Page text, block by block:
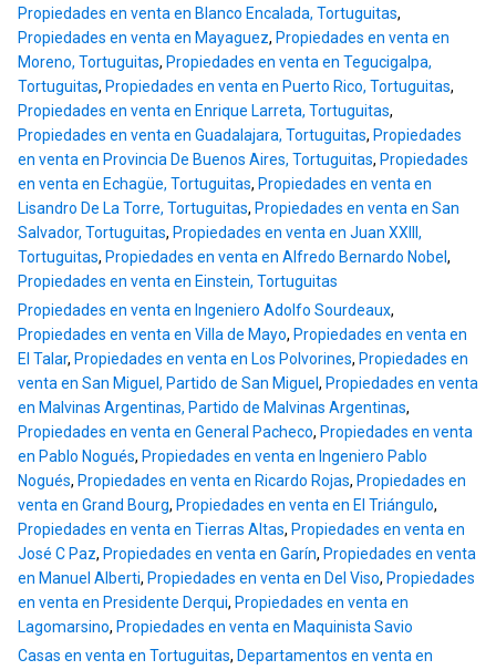
Propiedades en venta en Blanco Encalada, Tortuguitas,
Propiedades en venta en Mayaguez, Propiedades en venta en
Moreno, Tortuguitas, Propiedades en venta en Tegucigalpa,
Tortuguitas, Propiedades en venta en Puerto Rico, Tortuguitas,
Propiedades en venta en Enrique Larreta, Tortuguitas,
Propiedades en venta en Guadalajara, Tortuguitas, Propiedades
en venta en Provincia De Buenos Aires, Tortuguitas, Propiedades
en venta en Echagüe, Tortuguitas, Propiedades en venta en
Lisandro De La Torre, Tortuguitas, Propiedades en venta en San
Salvador, Tortuguitas, Propiedades en venta en Juan XXIII,
Tortuguitas, Propiedades en venta en Alfredo Bernardo Nobel ,
Propiedades en venta en Einstein, Tortuguitas
Propiedades en venta en Ingeniero Adolfo Sourdeaux,
Propiedades en venta en Villa de Mayo, Propiedades en venta en
El Talar, Propiedades en venta en Los Polvorines, Propiedades en
venta en San Miguel, Partido de San Miguel , Propiedades en venta
en Malvinas Argentinas, Partido de Malvinas Argentinas,
Propiedades en venta en General Pacheco, Propiedades en venta
en Pablo Nogués, Propiedades en venta en Ingeniero Pablo
Nogués, Propiedades en venta en Ricardo Rojas, Propiedades en
venta en Grand Bourg, Propiedades en venta en El Triángulo,
Propiedades en venta en Tierras Altas, Propiedades en venta en
José C Paz, Propiedades en venta en Garín, Propiedades en venta
en Manuel Alberti, Propiedades en venta en Del Viso, Propiedades
en venta en Presidente Derqui, Propiedades en venta en
Lagomarsino, Propiedades en venta en Maquinista Savio
Casas en venta en Tortuguitas, Departamentos en venta en